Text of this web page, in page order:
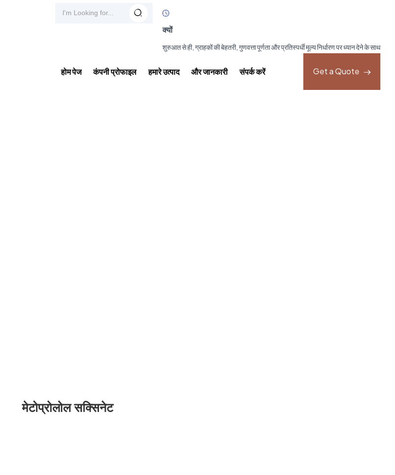
क्यों
शुरुआत से ही, ग्राहकों की बेहतरी, गुणवत्ता पूर्णता और प्रतिस्पर्धी मूल्य निर्धारण पर ध्यान देने के साथ
Get a Quote
होम पेज कंपनी प्रोफाइल हमारे उत्पाद और जानकारी संपर्क करें
मेटोप्रोलोल सक्सिनेट